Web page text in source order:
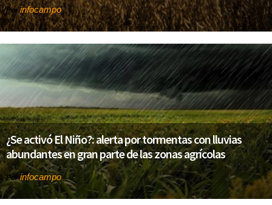
Porinfocampo
¿Se activó El Niño?: alerta por tormentas con lluvias
abundantes en gran parte de las zonas agrícolas
Porinfocampo